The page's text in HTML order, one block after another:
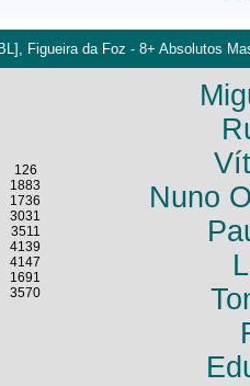
Figueira da Foz - 8+ Absolutos
126
1883
1736
3031
3511
4139
4147
1691
3570
Nuno